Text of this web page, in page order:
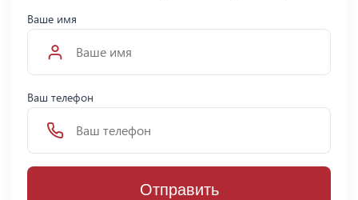
Ваше имя
Ваш телефон
Отправить